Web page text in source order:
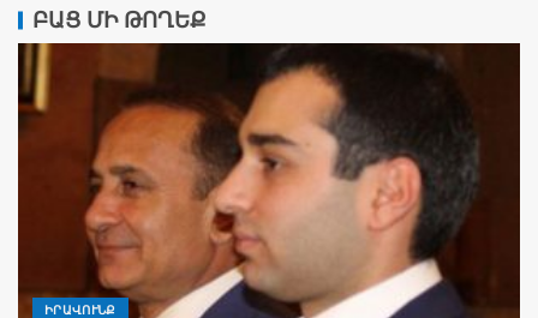
ԲԱՑ ՄԻ ԹՈՂԵՔ
ԻՐԱՎՈՒՆՔ